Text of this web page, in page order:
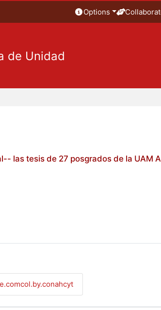
Options
de Unidad
las tesis de 27 posgrados de la UAM